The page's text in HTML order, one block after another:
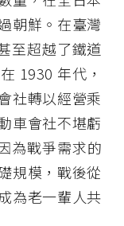
朝鮮。在臺灣
至超越了鐵道
1930 年代，
社轉以經營乘
車會社不堪虧
為戰爭需求的
規模，戰後從
為老一輩人共